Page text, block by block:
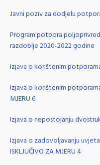
Javni poziv za dodjelu
Program potpora
razdoblje 2020-2022 godine
Izjava o korištenim
Izjava o korištenim
MJERU 6
Izjava o nepostojanju
Izjava o zadovoljavanju
ISKLJUČIVO ZA MJERU 4